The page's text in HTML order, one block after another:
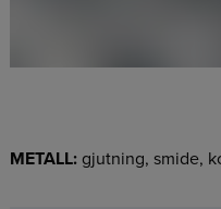
METALL:gjutning, smide,